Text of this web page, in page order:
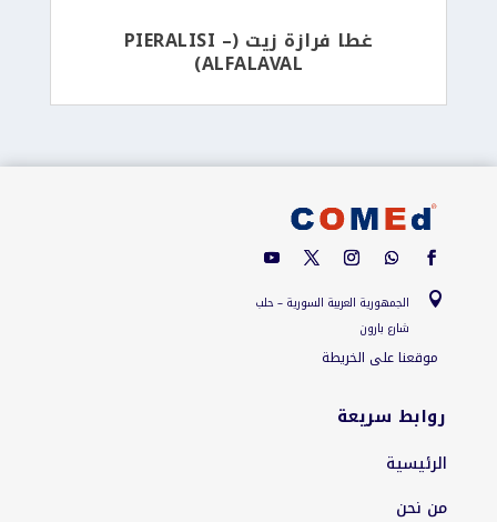
غطا فرازة زيت (PIERALISI –
ALFALAVAL)

الجمهورية العربية السورية – حلب
شارع بارون
موقعنا على الخريطة
روابط سريعة
الرئيسية
من نحن